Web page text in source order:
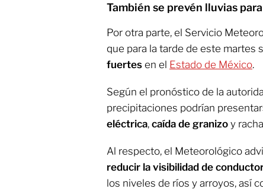
También se prevén lluvias
Por otra parte, el Servicio
que para la tarde de este martes
fuertes en el Estado de México.
Según el pronóstico de la
precipitaciones podrían
eléctrica, caída de granizo y
Al respecto, el Meteorológico
reducir la visibilidad de
los niveles de ríos y arroyos, así